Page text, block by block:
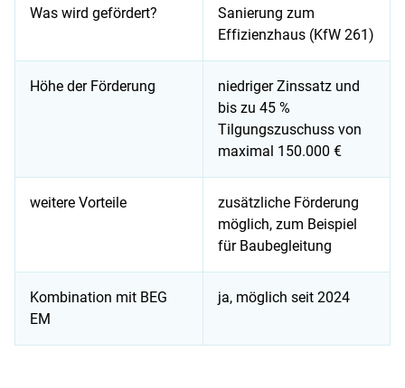
Was wird gefördert?
Sanierung zum
Effizienzhaus (KfW 261)
Höhe der Förderung
niedriger Zinssatz und
bis zu 45 %
Tilgungszuschuss von
maximal 150.000 €
weitere Vorteile
zusätzliche Förderung
möglich, zum Beispiel
für Baubegleitung
Kombination mit BEG
EM
ja, möglich seit 2024